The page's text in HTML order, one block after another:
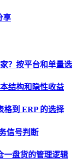
享
？按平台和单量选
结构和隐性收益
格到 ERP 的选择
信号判断
一盘货的管理逻辑